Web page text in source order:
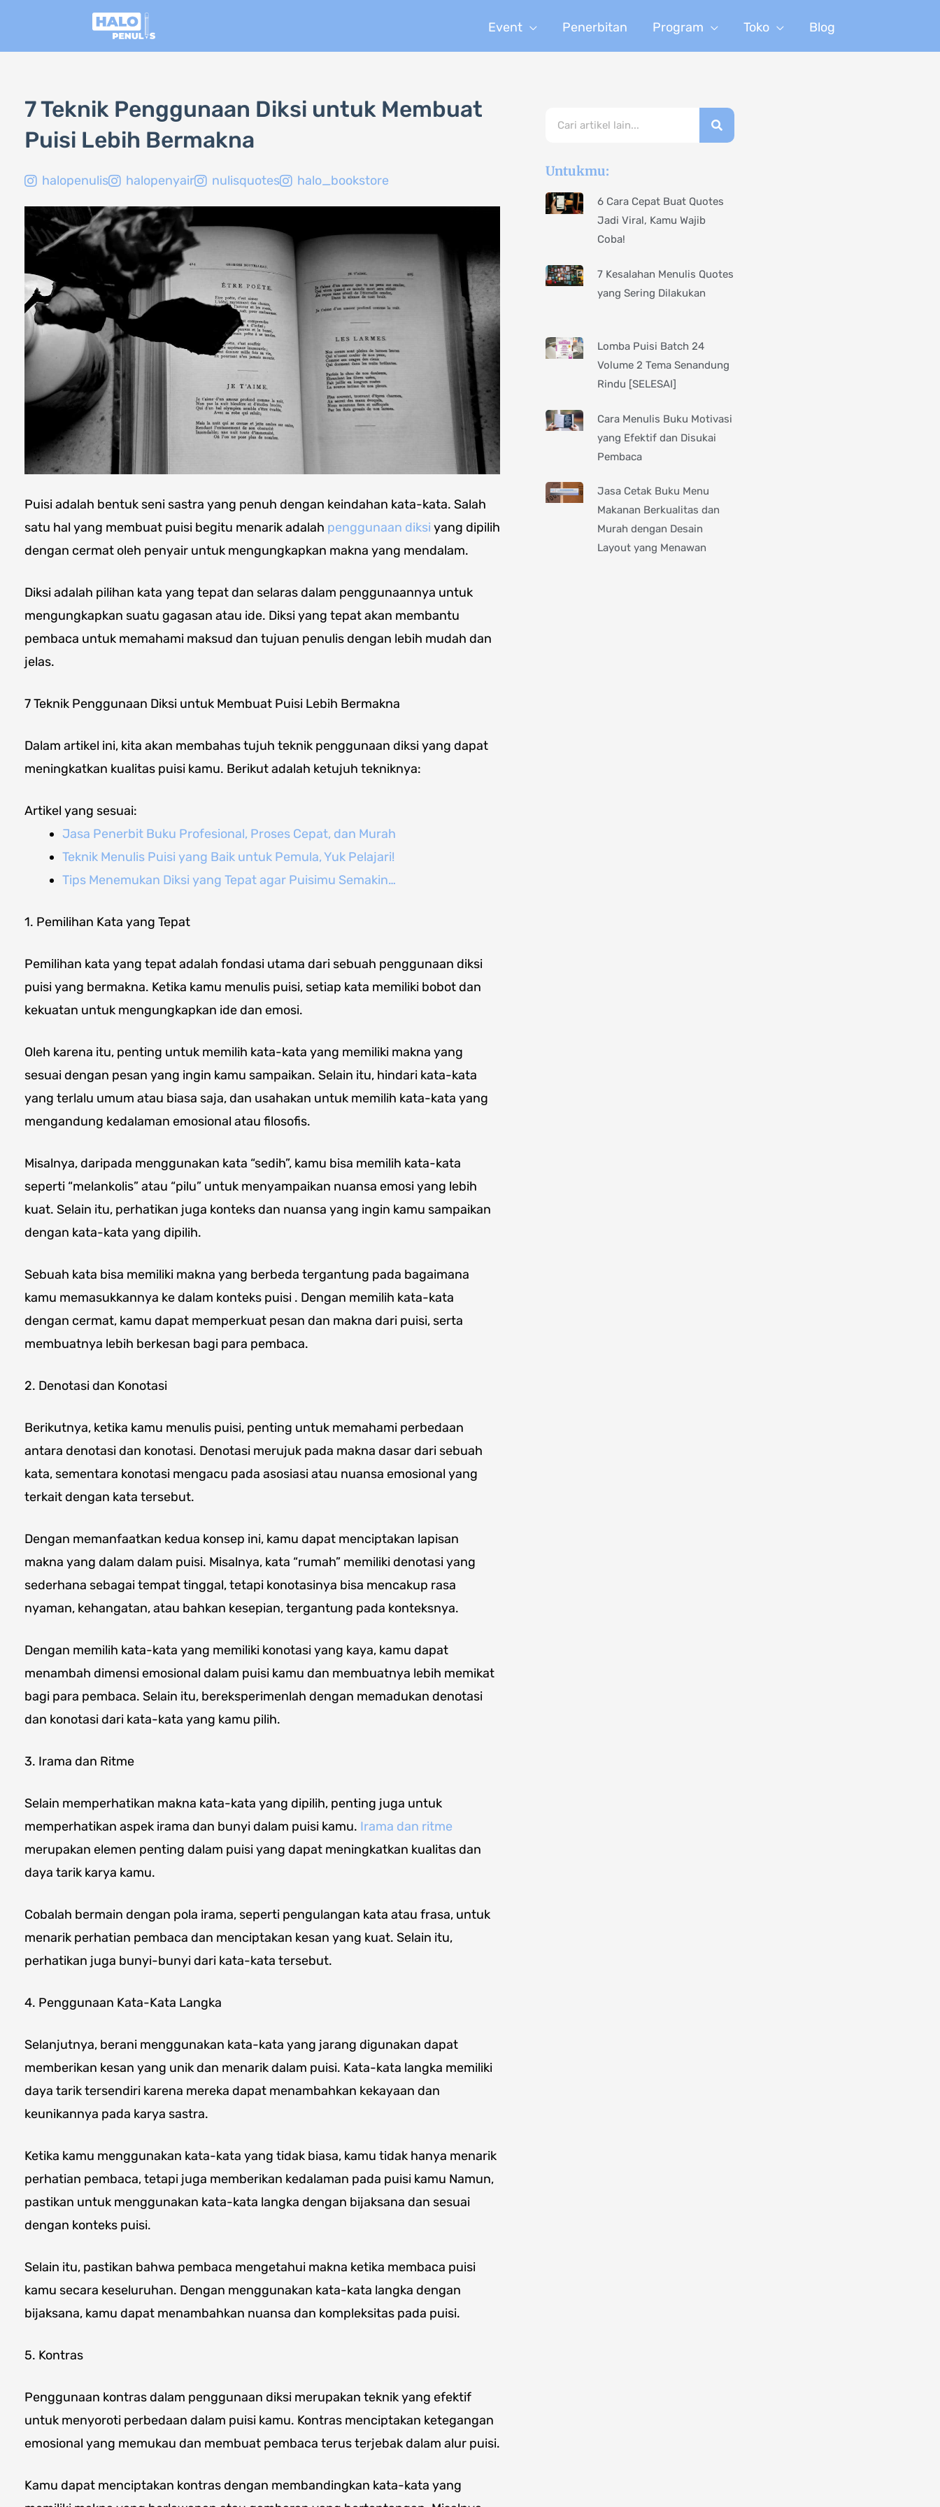
konten
Event Penerbitan Program Toko Blog
7 Teknik Penggunaan Diksi untuk Membuat
Puisi Lebih Bermakna
halopenulis halopenyair nulisquotes halo_bookstore
Puisi adalah bentuk seni sastra yang penuh dengan keindahan kata-kata. Salah
satu hal yang membuat puisi begitu menarik adalah penggunaan diksi yang dipilih
dengan cermat oleh penyair untuk mengungkapkan makna yang mendalam.
Diksi adalah pilihan kata yang tepat dan selaras dalam penggunaannya untuk
mengungkapkan suatu gagasan atau ide. Diksi yang tepat akan membantu
pembaca untuk memahami maksud dan tujuan penulis dengan lebih mudah dan
jelas.
7 Teknik Penggunaan Diksi untuk Membuat Puisi Lebih Bermakna
Dalam artikel ini, kita akan membahas tujuh teknik penggunaan diksi yang dapat
meningkatkan kualitas puisi kamu. Berikut adalah ketujuh tekniknya:
Artikel yang sesuai:
Jasa Penerbit Buku Profesional, Proses Cepat, dan Murah
Teknik Menulis Puisi yang Baik untuk Pemula, Yuk Pelajari!
Tips Menemukan Diksi yang Tepat agar Puisimu Semakin…
1. Pemilihan Kata yang Tepat
Pemilihan kata yang tepat adalah fondasi utama dari sebuah penggunaan diksi
puisi yang bermakna. Ketika kamu menulis puisi, setiap kata memiliki bobot dan
kekuatan untuk mengungkapkan ide dan emosi.
Oleh karena itu, penting untuk memilih kata-kata yang memiliki makna yang
sesuai dengan pesan yang ingin kamu sampaikan. Selain itu, hindari kata-kata
yang terlalu umum atau biasa saja, dan usahakan untuk memilih kata-kata yang
mengandung kedalaman emosional atau filosofis.
Misalnya, daripada menggunakan kata “sedih”, kamu bisa memilih kata-kata
seperti “melankolis” atau “pilu” untuk menyampaikan nuansa emosi yang lebih
kuat. Selain itu, perhatikan juga konteks dan nuansa yang ingin kamu sampaikan
dengan kata-kata yang dipilih.
Sebuah kata bisa memiliki makna yang berbeda tergantung pada bagaimana
kamu memasukkannya ke dalam konteks puisi . Dengan memilih kata-kata
dengan cermat, kamu dapat memperkuat pesan dan makna dari puisi, serta
membuatnya lebih berkesan bagi para pembaca.
2. Denotasi dan Konotasi
Berikutnya, ketika kamu menulis puisi, penting untuk memahami perbedaan
antara denotasi dan konotasi. Denotasi merujuk pada makna dasar dari sebuah
kata, sementara konotasi mengacu pada asosiasi atau nuansa emosional yang
terkait dengan kata tersebut.
Dengan memanfaatkan kedua konsep ini, kamu dapat menciptakan lapisan
makna yang dalam dalam puisi. Misalnya, kata “rumah” memiliki denotasi yang
sederhana sebagai tempat tinggal, tetapi konotasinya bisa mencakup rasa
nyaman, kehangatan, atau bahkan kesepian, tergantung pada konteksnya.
Dengan memilih kata-kata yang memiliki konotasi yang kaya, kamu dapat
menambah dimensi emosional dalam puisi kamu dan membuatnya lebih memikat
bagi para pembaca. Selain itu, bereksperimenlah dengan memadukan denotasi
dan konotasi dari kata-kata yang kamu pilih.
3. Irama dan Ritme
Selain memperhatikan makna kata-kata yang dipilih, penting juga untuk
memperhatikan aspek irama dan bunyi dalam puisi kamu. Irama dan ritme
merupakan elemen penting dalam puisi yang dapat meningkatkan kualitas dan
daya tarik karya kamu.
Cobalah bermain dengan pola irama, seperti pengulangan kata atau frasa, untuk
menarik perhatian pembaca dan menciptakan kesan yang kuat. Selain itu,
perhatikan juga bunyi-bunyi dari kata-kata tersebut.
4. Penggunaan Kata-Kata Langka
Selanjutnya, berani menggunakan kata-kata yang jarang digunakan dapat
memberikan kesan yang unik dan menarik dalam puisi. Kata-kata langka memiliki
daya tarik tersendiri karena mereka dapat menambahkan kekayaan dan
keunikannya pada karya sastra.
Ketika kamu menggunakan kata-kata yang tidak biasa, kamu tidak hanya menarik
perhatian pembaca, tetapi juga memberikan kedalaman pada puisi kamu Namun,
pastikan untuk menggunakan kata-kata langka dengan bijaksana dan sesuai
dengan konteks puisi.
Selain itu, pastikan bahwa pembaca mengetahui makna ketika membaca puisi
kamu secara keseluruhan. Dengan menggunakan kata-kata langka dengan
bijaksana, kamu dapat menambahkan nuansa dan kompleksitas pada puisi.
5. Kontras
Penggunaan kontras dalam penggunaan diksi merupakan teknik yang efektif
untuk menyoroti perbedaan dalam puisi kamu. Kontras menciptakan ketegangan
emosional yang memukau dan membuat pembaca terus terjebak dalam alur puisi.
Kamu dapat menciptakan kontras dengan membandingkan kata-kata yang
Untukmu:
6 Cara Cepat Buat Quotes
Jadi Viral, Kamu Wajib
Coba!
7 Kesalahan Menulis Quotes
yang Sering Dilakukan
Lomba Puisi Batch 24
Volume 2 Tema Senandung
Rindu [SELESAI]
Cara Menulis Buku Motivasi
yang Efektif dan Disukai
Pembaca
Jasa Cetak Buku Menu
Makanan Berkualitas dan
Murah dengan Desain
Layout yang Menawan